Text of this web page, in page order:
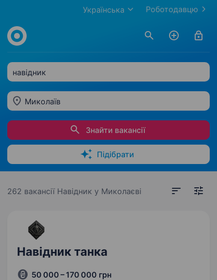
Роботодавцю
Українська
навідник
Миколаїв
Знайти вакансії
Підібрати
262 вакансії Навідник у Миколаєві
Навідник танка
50 000 – 170 000 грн